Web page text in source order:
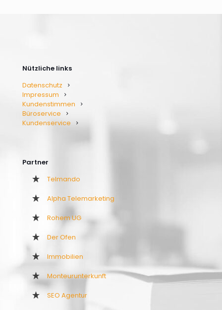
Nützliche links
Datenschutz
Impressum
Kundenstimmen
Büroservice
Kundenservice
Partner
Telmando
Alpha Telemarketing
Rohem UG
Der Ofen
Immobilien
Monteurunterkunft
SEO Agentur